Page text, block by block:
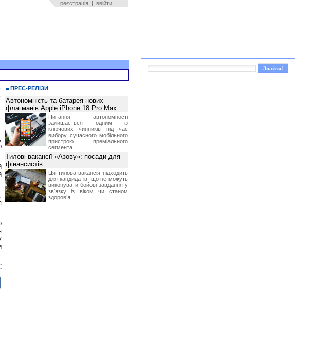
реєстрація | ввійти
ПРЕС-РЕЛІЗИ
Автономність та батарея нових
флагманів Apple iPhone 18 Pro Max
Питання автономності
залишається одним із
ключових чинників під час
вибору сучасного мобільного
пристрою преміального
сегмента.
Тилові вакансії «Азову»: посади для
фінансистів
Ця тилова вакансія підходить
для кандидатів, що не можуть
виконувати бойові завдання у
звʼязку із віком чи станом
здоровʼя.